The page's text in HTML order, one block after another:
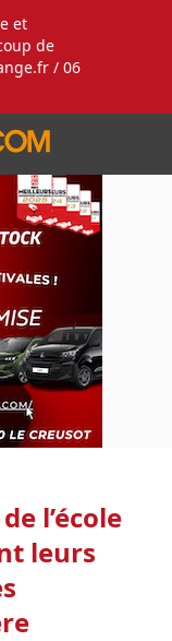
et
de
/ 06
l’école
leurs